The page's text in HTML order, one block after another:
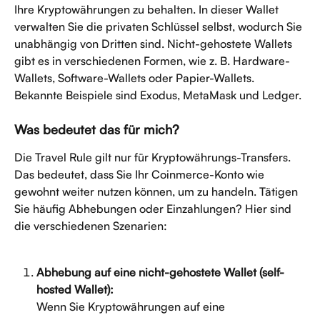
Ihre Kryptowährungen zu behalten. In dieser Wallet
verwalten Sie die privaten Schlüssel selbst, wodurch Sie
unabhängig von Dritten sind. Nicht-gehostete Wallets
gibt es in verschiedenen Formen, wie z. B. Hardware-
Wallets, Software-Wallets oder Papier-Wallets.
Bekannte Beispiele sind Exodus, MetaMask und Ledger.
Was bedeutet das für mich?
Die Travel Rule gilt nur für Kryptowährungs-Transfers.
Das bedeutet, dass Sie Ihr Coinmerce-Konto wie
gewohnt weiter nutzen können, um zu handeln. Tätigen
Sie häufig Abhebungen oder Einzahlungen? Hier sind
die verschiedenen Szenarien:
Abhebung auf eine nicht-gehostete Wallet (self-
hosted Wallet):
Wenn Sie Kryptowährungen auf eine